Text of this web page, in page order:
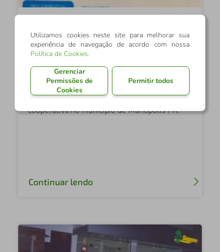
Sicredi São Cristóvão PR
Constituição da Cooperativa
de Crédito Rural - Sicredi São
Cristóvão PR
Alvará de Licença para funcionamento da
cooperativa no municipio de Mariópolis PR.
Continuar lendo
Utilizamos cookies neste site para melhorar sua
experiência de navegação de acordo com nossa
Política de Cookies.
Gerenciar
Permissões de
Cookies
Permitir todos